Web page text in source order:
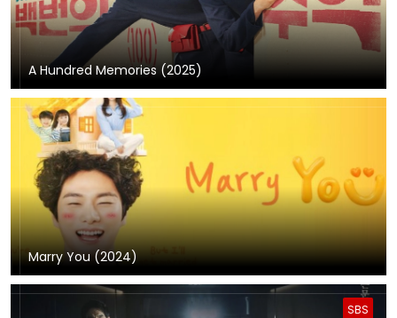
A Hundred Memories (2025)
Marry You (2024)
SBS